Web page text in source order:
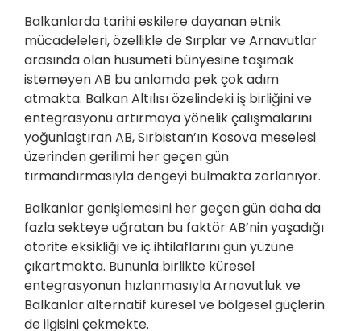
Balkanlarda tarihi eskilere dayanan etnik
mücadeleleri, özellikle de Sırplar ve Arnavutlar
arasında olan husumeti bünyesine taşımak
istemeyen AB bu anlamda pek çok adım
atmakta. Balkan Altılısı özelindeki iş birliğini ve
entegrasyonu artırmaya yönelik çalışmalarını
yoğunlaştıran AB, Sırbistan’ın Kosova meselesi
üzerinden gerilimi her geçen gün
tırmandırmasıyla dengeyi bulmakta zorlanıyor.
Balkanlar genişlemesini her geçen gün daha da
fazla sekteye uğratan bu faktör AB’nin yaşadığı
otorite eksikliği ve iç ihtilaflarını gün yüzüne
çıkartmakta. Bununla birlikte küresel
entegrasyonun hızlanmasıyla Arnavutluk ve
Balkanlar alternatif küresel ve bölgesel güçlerin
de ilgisini çekmekte.